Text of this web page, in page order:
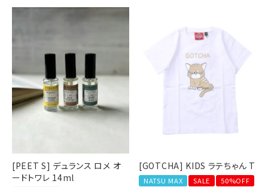
詳しい条件から探す
新作アイテム
ニュース・特集
[PEET S] デュランス ロメ オ
ードトワレ 14ml
[GOTCHA] KIDS ラテちゃん T
NATSU MAX SALE
50%OFF